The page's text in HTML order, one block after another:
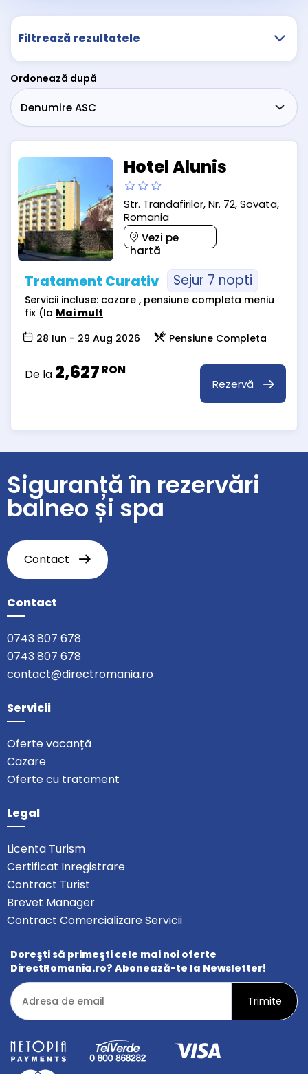
Filtrează rezultatele
Ordonează după
Hotel Alunis
Str. Trandafirilor, Nr. 72, Sovata,
Romania
Vezi pe
hartă
Tratament Curativ Sejur 7 nopti
Servicii incluse: cazare , pensiune completa meniu
fix (la Mai mult
28 Iun - 29 Aug 2026
Pensiune Completa
De la 2,627RON
Rezervă
Siguranță în rezervări
balneo și spa
Contact
Contact
0743 807 678
0743 807 678
contact@directromania.ro
Servicii
Oferte vacanță
Cazare
Oferte cu tratament
Legal
Licenta Turism
Certificat Inregistrare
Contract Turist
Brevet Manager
Contract Comercializare Servicii
Doreşti să primeşti cele mai noi oferte
DirectRomania.ro? Abonează-te la Newsletter!